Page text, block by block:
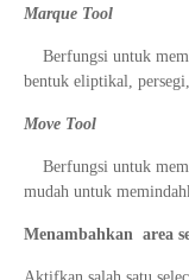
Marque Tool
Berfungsi untuk
bentuk eliptikal,
Move Tool
Berfungsi untuk
mudah untuk
Menambahkan area